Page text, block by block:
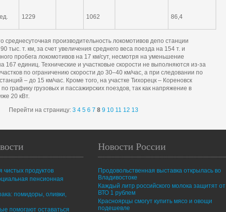
1229 1062 86,4
среднесуточная производительность локомотивов депо станции
тыс. т. км, за счет увеличения среднего веса поезда на 154 т. и
пробега локомотивов на 17 км/сут, несмотря на уменьшение
167 единиц. Технические и участковые скорости не выполняются из-за
по ограничению скорости до 30–40 км/час, а при следовании по
– до 15 км/час. Кроме того, на участке Тихорецк – Кореновск
графику грузовых и пассажирских поездов, так как напряжение в
20 кВт.
Перейти на страницу: 3 4 5 6 7 8 9 10 11 12 13
Новости России
Продовольственная выставка открылась во
Владивостоке
Каждый литр российского молока защитят от
ВТО 1 рублем
Красноярцы смогут купить мясо и овощи
подешевле
чистых продуктов
пенсионная
помидоры, оливки,
помогают оставаться